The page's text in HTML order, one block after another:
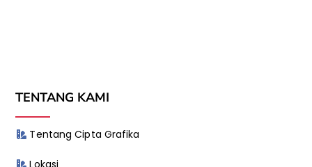
TENTANG KAMI
Tentang Cipta Grafika
Lokasi